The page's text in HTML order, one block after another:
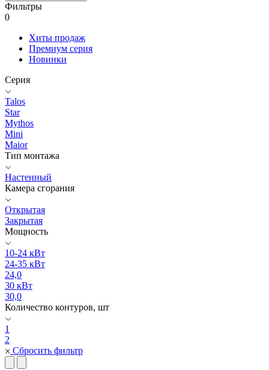
Фильтры
0
Хиты продаж
Премиум серия
Новинки
Серия
Talos
Star
Mythos
Mini
Maior
Тип монтажа
Настенный
Камера сгорания
Открытая
Закрытая
Мощность
10-24 кВт
24-35 кВт
24,0
30 кВт
30,0
Количество контуров, шт
1
2
Сбросить фильтр